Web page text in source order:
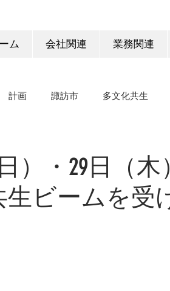
ム 会社関連 業務関連
計画 諏訪市 多文化共生
）・29日（
ビームを受